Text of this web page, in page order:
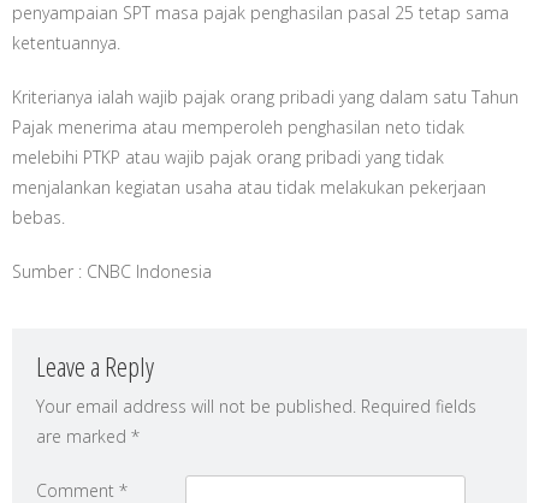
penyampaian SPT masa pajak penghasilan pasal 25 tetap sama
ketentuannya.
Kriterianya ialah wajib pajak orang pribadi yang dalam satu Tahun
Pajak menerima atau memperoleh penghasilan neto tidak
melebihi PTKP atau wajib pajak orang pribadi yang tidak
menjalankan kegiatan usaha atau tidak melakukan pekerjaan
bebas.
Sumber : CNBC Indonesia
Leave a Reply
Your email address will not be published. Required fields
are marked *
Comment *